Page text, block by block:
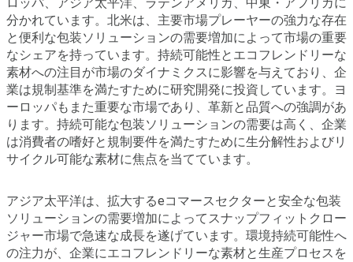
分かれています。北米は、主要市場プレーヤーの強力な存在
と便利な包装ソリューションの需要増加によって市場の重要
なシェアを持っています。持続可能性とエコフレンドリーな
素材への注目が市場のダイナミクスに影響を与えており、企
業は規制基準を満たすために研究開発に投資しています。ヨ
ーロッパもまた重要な市場であり、革新と品質への強調があ
ります。持続可能な包装ソリューションの需要は高く、企業
は消費者の嗜好と規制要件を満たすために生分解性およびリ
サイクル可能な素材に焦点を当てています。
アジア太平洋は、拡大するeコマースセクターと安全な包装
ソリューションの需要増加によってスナップフィットクロー
ジャー市場で急速な成長を遂げています。環境持続可能性へ
の注力が、企業にエコフレンドリーな素材と生産プロセスを